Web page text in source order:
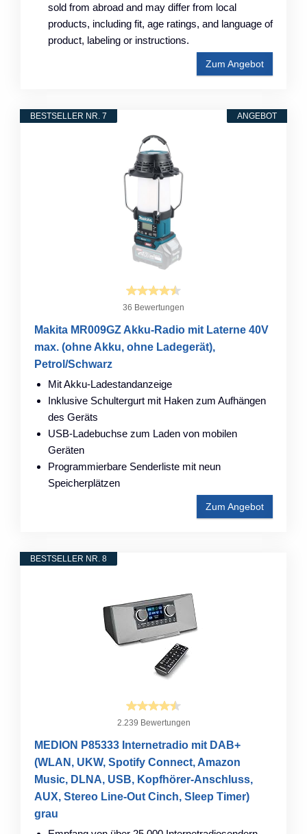
sold from abroad and may differ from local
products, including fit, age ratings, and language of
product, labeling or instructions.
Zum Angebot
ANGEBOT
BESTSELLER NR. 7
36 Bewertungen
Makita MR009GZ Akku-Radio mit Laterne 40V
max. (ohne Akku, ohne Ladegerät),
Petrol/Schwarz
Mit Akku-Ladestandanzeige
Inklusive Schultergurt mit Haken zum Aufhängen
des Geräts
USB-Ladebuchse zum Laden von mobilen
Geräten
Programmierbare Senderliste mit neun
Speicherplätzen
Zum Angebot
BESTSELLER NR. 8
2.239 Bewertungen
MEDION P85333 Internetradio mit DAB+
(WLAN, UKW, Spotify Connect, Amazon
Music, DLNA, USB, Kopfhörer-Anschluss,
AUX, Stereo Line-Out Cinch, Sleep Timer)
grau